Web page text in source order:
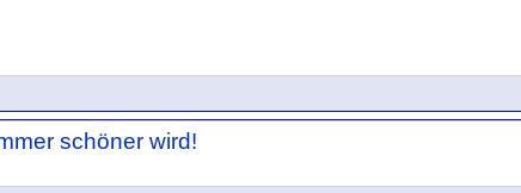
schöner wird!